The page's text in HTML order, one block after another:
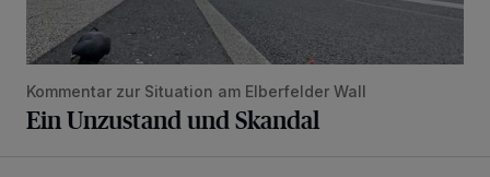
Kommentar zur Situation am Elberfelder Wall
Ein Unzustand und Skandal